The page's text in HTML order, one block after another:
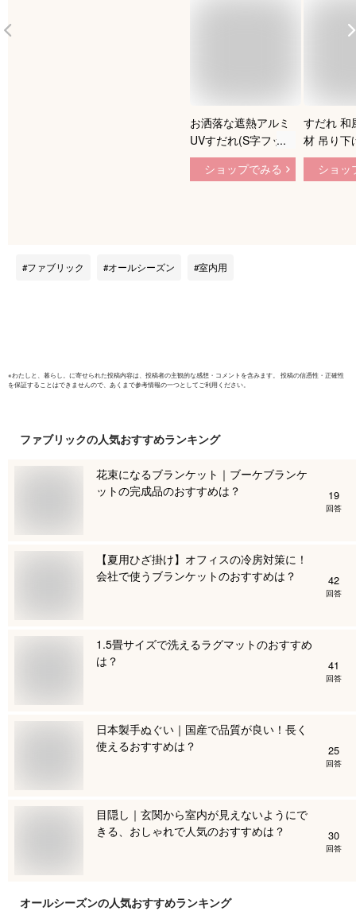
お洒落な遮熱アルミ
UVすだれ(S字フック
付) 目隠し 日除け シ
ェード 屋外 おしゃ
アップ 日陰 日射し
ショップでみる
すだれ 和
材 吊り下
し 日よけ
すだれ
ショッ
ファブリック オールシーズン 室内用
※わたしと、暮らし。 に寄せられた投稿内容は、投稿者の主観的な感想・コメントを含みます。 投稿の信憑性・正確性
を保証することはできませんので、あくまで参考情報の一つとしてご利用ください。
ファブリックの人気おすすめランキング
花束になるブランケット｜ブーケブランケ
ットの完成品のおすすめは？
19
回答
【夏用ひざ掛け】オフィスの冷房対策に！
会社で使うブランケットのおすすめは？
42
回答
1.5畳サイズで洗えるラグマットのおすすめ
は？
41
回答
日本製手ぬぐい｜国産で品質が良い！長く
使えるおすすめは？
25
回答
目隠し｜玄関から室内が見えないようにで
きる、おしゃれで人気のおすすめは？
30
回答
オールシーズンの人気おすすめランキング